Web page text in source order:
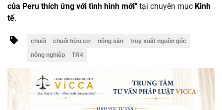
của Peru thích ứng với tình hình mới" tại chuyên mục Kinh
tế.
chuối chuối hữu cơ nông sản
truy xuất nguồn gốc
nông nghiệp
TR4